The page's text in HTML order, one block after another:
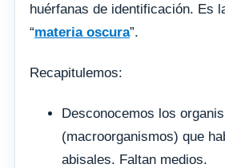
huérfanas de identificación. Es
“materia oscura”.
Recapitulemos:
Desconocemos los
(macroorganismos) que
abisales. Faltan medios.